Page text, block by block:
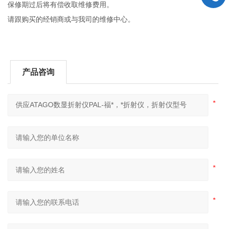
保修期过后将有偿收取维修费用。
请跟购买的经销商或与我司的维修中心。
产品咨询